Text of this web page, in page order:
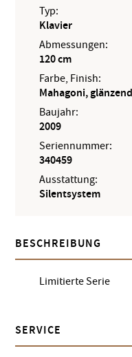
Typ:
Klavier
Abmessungen:
120 cm
Farbe, Finish:
Mahagoni, glänzend
Baujahr:
2009
Seriennummer:
340459
Ausstattung:
Silentsystem
BESCHREIBUNG
Limitierte Serie
SERVICE